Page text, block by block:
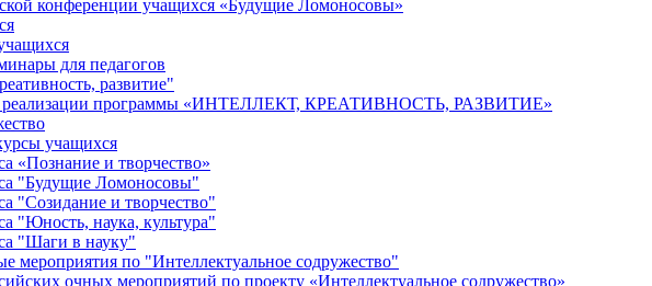
конференции учащихся «Будущие Ломоносовы»
для педагогов
развитие"
реализации программы «ИНТЕЛЛЕКТ, КРЕАТИВНОСТЬ, РАЗВИТИЕ»
учащихся
«Познание и творчество»
"Будущие Ломоносовы"
"Созидание и творчество"
"Юность, наука, культура"
"Шаги в науку"
мероприятия по "Интеллектуальное содружество"
очных мероприятий по проекту «Интеллектуальное содружество»